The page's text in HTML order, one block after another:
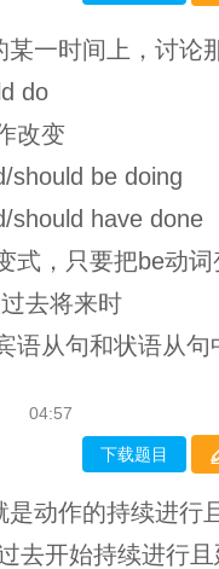
一时间上，讨论
do
改变
should be doing
should have done
式，只要把be动
去将来时
语从句和状语从句
04:57
下载题目
动作的持续进行
去开始持续进行